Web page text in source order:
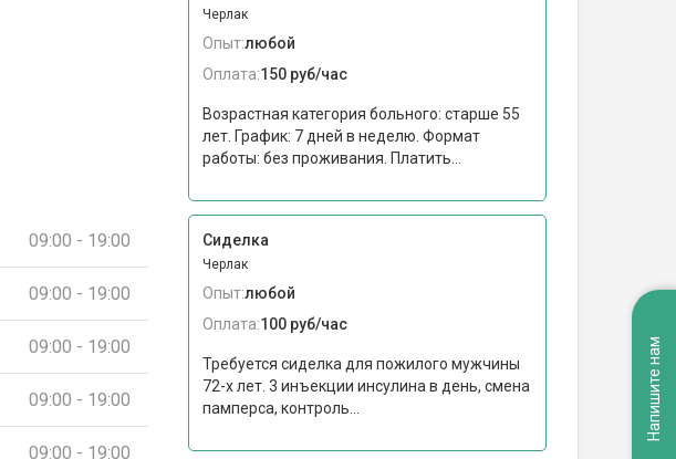
09:00 - 19:00
09:00 - 19:00
09:00 - 19:00
09:00 - 19:00
09:00 - 19:00
Черлак
Опыт:любой
Оплата:150 руб/час
Возрастная категория больного: cтарше 55
лет. График: 7 дней в неделю. Формат
работы: без проживания. Платить...
Сиделка
Черлак
Опыт:любой
Оплата:100 руб/час
Требуется сиделка для пожилого мужчины
72-х лет. 3 инъекции инсулина в день, смена
памперса, контроль...
Напишите нам